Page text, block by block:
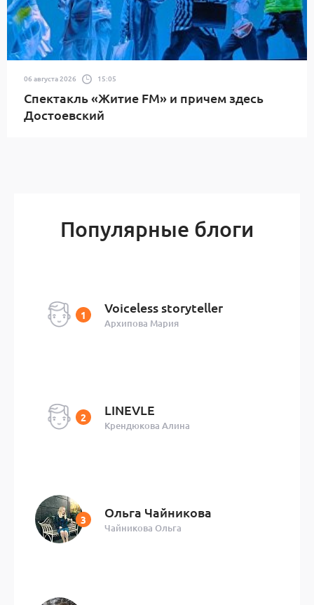
06 августа 2026 15:05
Спектакль «Житие FM» и причем здесь
Достоевский
Популярные блоги
Voiceless storyteller
Архипова Мария
LINEVLE
Крендюкова Алина
Ольга Чайникова
Чайникова Ольга